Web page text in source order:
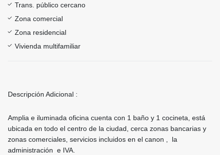
Trans. público cercano
Zona comercial
Zona residencial
Vivienda multifamiliar
Descripción Adicional :
Amplia e iluminada oficina cuenta con 1 baño y 1 cocineta, está
ubicada en todo el centro de la ciudad, cerca zonas bancarias y
zonas comerciales, servicios incluidos en el canon , la
administración e IVA.